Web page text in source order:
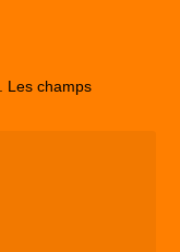
Les champs